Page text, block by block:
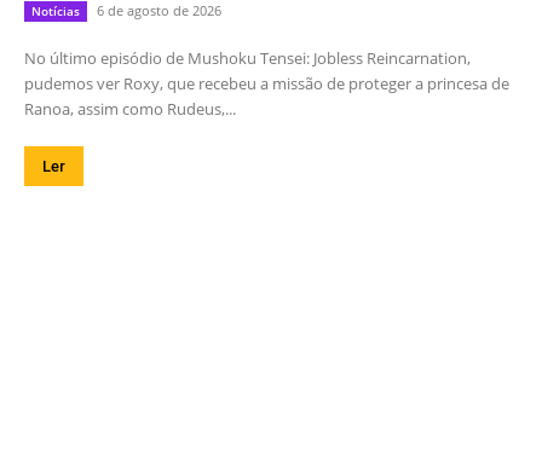
Notícias 6 de agosto de 2026
No último episódio de Mushoku Tensei: Jobless Reincarnation,
pudemos ver Roxy, que recebeu a missão de proteger a princesa de
Ranoa, assim como Rudeus,...
Ler